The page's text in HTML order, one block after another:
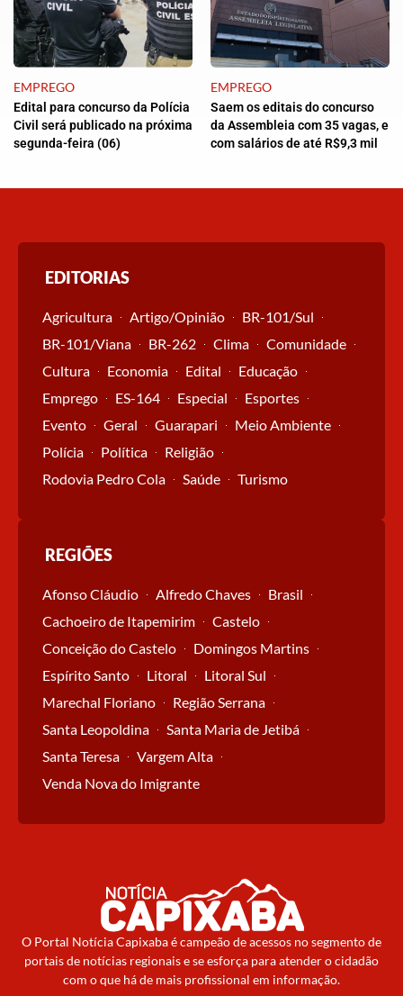
EMPREGO
Edital para concurso da Polícia
Civil será publicado na próxima
segunda-feira (06)
EMPREGO
Saem os editais do concurso
da Assembleia com 35 vagas, e
com salários de até R$9,3 mil
EDITORIAS
Agricultura Artigo/Opinião
BR-101/Sul
BR-101/Viana
BR-262 Clima
Comunidade
Cultura
Economia Edital
Educação
Emprego
ES-164 Especial
Esportes
Evento
Geral Guarapari
Meio Ambiente
Polícia
Política
Religião
Rodovia Pedro Cola
Saúde Turismo
REGIÕES
Afonso Cláudio Alfredo Chaves
Brasil
Cachoeiro de Itapemirim
Castelo
Conceição do Castelo
Domingos Martins
Espírito Santo
Litoral
Litoral Sul
Marechal Floriano
Região Serrana
Santa Leopoldina
Santa Maria de Jetibá
Santa Teresa
Vargem Alta
Venda Nova do Imigrante
O Portal Notícia Capixaba é campeão de acessos no segmento de
portais de notícias regionais e se esforça para atender o cidadão
com o que há de mais profissional em informação.